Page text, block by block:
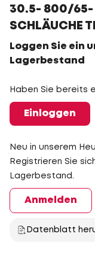
30.5- 800/65-
SCHLÄUCHE
Loggen Sie ein
Lagerbestand
Haben Sie bereits
Einloggen
Neu in unserem
Registrieren Sie
Lagerbestand.
Anmelden
Datenblatt